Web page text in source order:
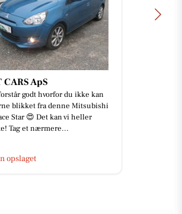
CARS ApS
godt hvorfor du ikke kan
blikket fra denne Mitsubishi
Star 😍 Det kan vi heller
Tag et nærmere...
opslaget